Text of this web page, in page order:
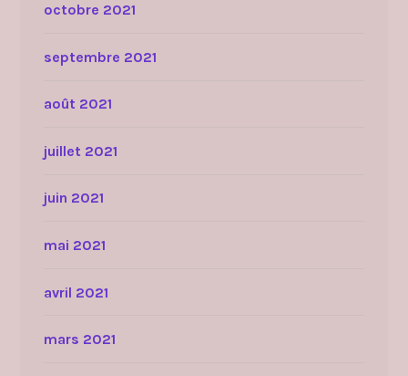
octobre 2021
septembre 2021
août 2021
juillet 2021
juin 2021
mai 2021
avril 2021
mars 2021